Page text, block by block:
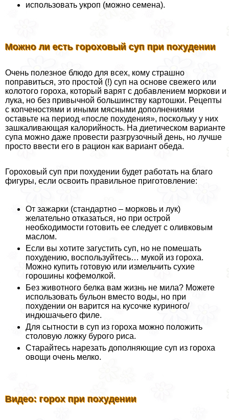
использовать укроп (можно семена).
Можно ли есть гороховый суп при похудении
Очень полезное блюдо для всех, кому страшно
поправиться, это простой (!) суп на основе свежего или
колотого гороха, который варят с добавлением моркови и
лука, но без привычной большинству картошки. Рецепты
с копченостями и иными мясными дополнениями
оставьте на период «после похудения», поскольку у них
зашкаливающая калорийность. На диетическом варианте
супа можно даже провести разгрузочный день, но лучше
просто ввести его в рацион как вариант обеда.
Гороховый суп при похудении будет работать на благо
фигуры, если освоить правильное приготовление:
От зажарки (стандартно – морковь и лук)
желательно отказаться, но при острой
необходимости готовить ее следует с оливковым
маслом.
Если вы хотите загустить суп, но не помешать
похудению, воспользуйтесь… мукой из гороха.
Можно купить готовую или измельчить сухие
горошины кофемолкой.
Без животного белка вам жизнь не мила? Можете
использовать бульон вместо воды, но при
похудении он варится на кусочке куриного/
индюшачьего филе.
Для сытности в суп из гороха можно положить
столовую ложку бурого риса.
Старайтесь нарезать дополняющие суп из гороха
овощи очень мелко.
Видео: горох при похудении